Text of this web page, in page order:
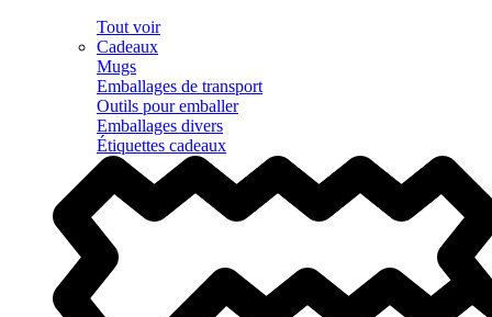
Tout voir
Cadeaux
Mugs
Emballages de transport
Outils pour emballer
Emballages divers
Étiquettes cadeaux